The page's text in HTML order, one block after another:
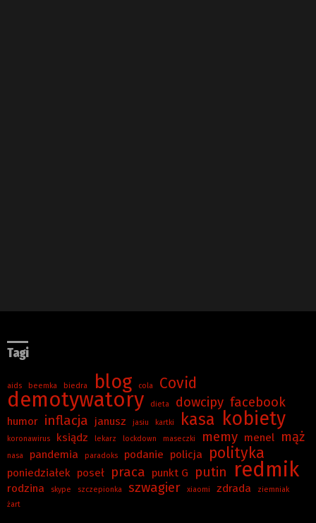
Tagi
aids beemka biedra blog cola Covid
demotywatory dieta dowcipy facebook
humor inflacja janusz jasiu kartki kasa kobiety
koronawirus ksiądz lekarz lockdown maseczki memy menel mąż
nasa pandemia paradoks podanie policja polityka
poniedziałek poseł praca punkt G putin redmik
rodzina skype szczepionka szwagier xiaomi zdrada
ziemniak
żart